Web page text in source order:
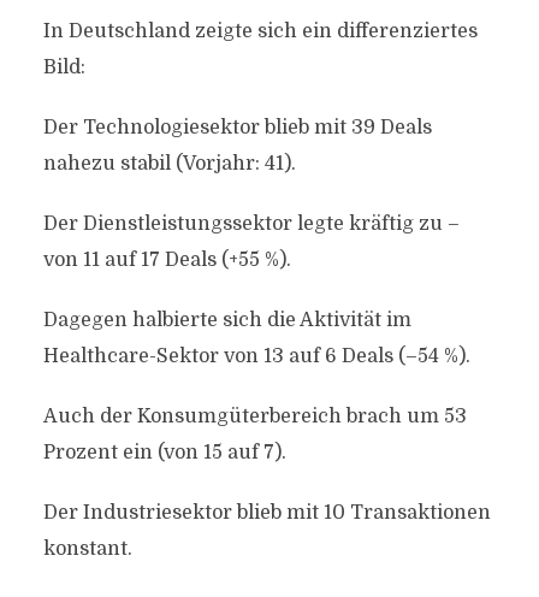
In Deutschland zeigte sich ein differenziertes
Bild:
Der Technologiesektor blieb mit 39 Deals
nahezu stabil (Vorjahr: 41).
Der Dienstleistungssektor legte kräftig zu –
von 11 auf 17 Deals (+55 %).
Dagegen halbierte sich die Aktivität im
Healthcare-Sektor von 13 auf 6 Deals (–54 %).
Auch der Konsumgüterbereich brach um 53
Prozent ein (von 15 auf 7).
Der Industriesektor blieb mit 10 Transaktionen
konstant.